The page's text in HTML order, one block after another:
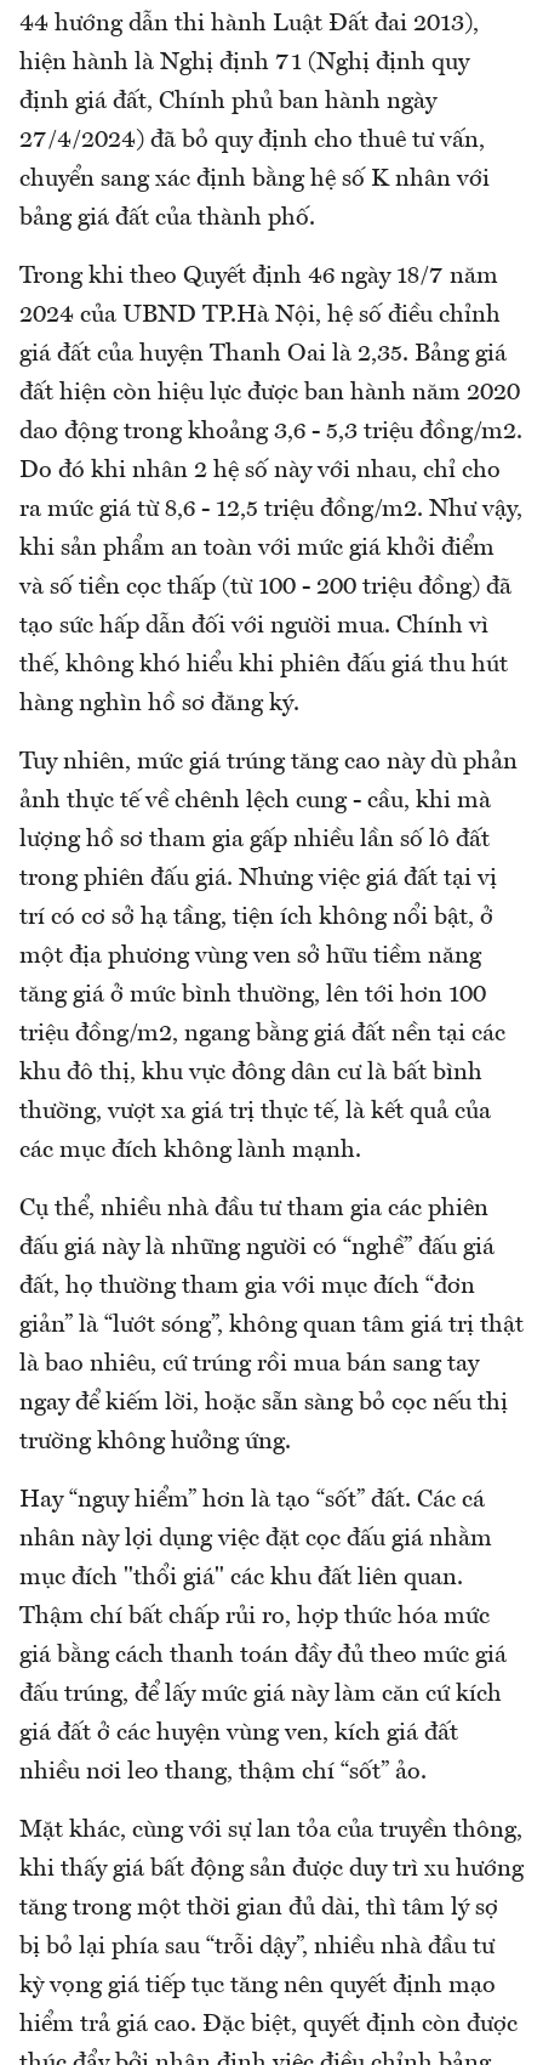
44 hướng dẫn thi hành Luật Đất đai 2013),
hiện hành là Nghị định 71 (Nghị định quy
định giá đất, Chính phủ ban hành ngày
27/4/2024) đã bỏ quy định cho thuê tư vấn,
chuyển sang xác định bằng hệ số K nhân với
bảng giá đất của thành phố.
Trong khi theo Quyết định 46 ngày 18/7 năm
2024 của UBND TP.Hà Nội, hệ số điều chỉnh
giá đất của huyện Thanh Oai là 2,35. Bảng giá
đất hiện còn hiệu lực được ban hành năm 2020
dao động trong khoảng 3,6 - 5,3 triệu đồng/m2.
Do đó khi nhân 2 hệ số này với nhau, chỉ cho
ra mức giá từ 8,6 - 12,5 triệu đồng/m2. Như vậy,
khi sản phẩm an toàn với mức giá khởi điểm
và số tiền cọc thấp (từ 100 - 200 triệu đồng) đã
tạo sức hấp dẫn đối với người mua. Chính vì
thế, không khó hiểu khi phiên đấu giá thu hút
hàng nghìn hồ sơ đăng ký.
Tuy nhiên, mức giá trúng tăng cao này dù phản
ảnh thực tế về chênh lệch cung - cầu, khi mà
lượng hồ sơ tham gia gấp nhiều lần số lô đất
trong phiên đấu giá. Nhưng việc giá đất tại vị
trí có cơ sở hạ tầng, tiện ích không nổi bật, ở
một địa phương vùng ven sở hữu tiềm năng
tăng giá ở mức bình thường, lên tới hơn 100
triệu đồng/m2, ngang bằng giá đất nền tại các
khu đô thị, khu vực đông dân cư là bất bình
thường, vượt xa giá trị thực tế, là kết quả của
các mục đích không lành mạnh.
Cụ thể, nhiều nhà đầu tư tham gia các phiên
đấu giá này là những người có “nghề” đấu giá
đất, họ thường tham gia với mục đích “đơn
giản” là “lướt sóng”, không quan tâm giá trị thật
là bao nhiêu, cứ trúng rồi mua bán sang tay
ngay để kiếm lời, hoặc sẵn sàng bỏ cọc nếu thị
trường không hưởng ứng.
Hay “nguy hiểm” hơn là tạo “sốt” đất. Các cá
nhân này lợi dụng việc đặt cọc đấu giá nhằm
mục đích "thổi giá" các khu đất liên quan.
Thậm chí bất chấp rủi ro, hợp thức hóa mức
giá bằng cách thanh toán đầy đủ theo mức giá
đấu trúng, để lấy mức giá này làm căn cứ kích
giá đất ở các huyện vùng ven, kích giá đất
nhiều nơi leo thang, thậm chí “sốt” ảo.
Mặt khác, cùng với sự lan tỏa của truyền thông,
khi thấy giá bất động sản được duy trì xu hướng
tăng trong một thời gian đủ dài, thì tâm lý sợ
bị bỏ lại phía sau “trỗi dậy”, nhiều nhà đầu tư
kỳ vọng giá tiếp tục tăng nên quyết định mạo
hiểm trả giá cao. Đặc biệt, quyết định còn được